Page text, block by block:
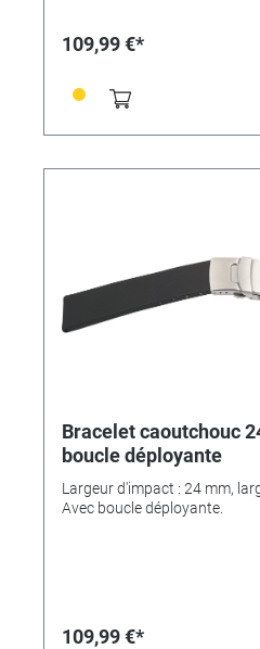
109,99 €*
Bracelet caoutchouc
boucle déployante
Largeur d'impact : 24 mm,
Avec boucle déployante.
109,99 €*